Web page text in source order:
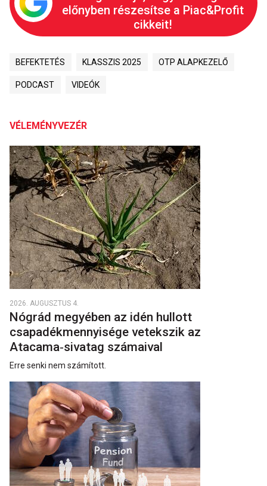
előnyben részesítse a Piac&Profit
cikkeit!
BEFEKTETÉS KLASSZIS 2025 OTP ALAPKEZELŐ
PODCAST VIDEÓK
VÉLEMÉNYVEZÉR
2026. AUGUSZTUS 4.
Nógrád megyében az idén hullott
csapadékmennyisége vetekszik az
Atacama‑sivatag számaival
Erre senki nem számított.